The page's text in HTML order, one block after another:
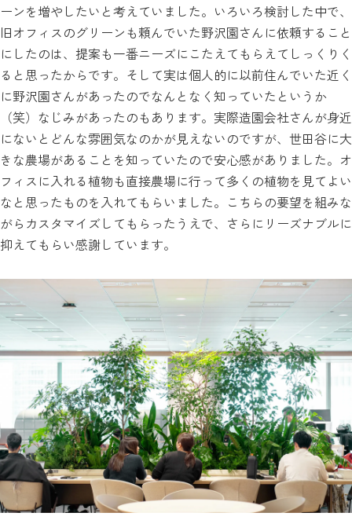
ーンを増やしたいと考えていました。いろいろ検討した中で、
旧オフィスのグリーンも頼んでいた野沢園さんに依頼すること
にしたのは、提案も一番ニーズにこたえてもらえてしっくりく
ると思ったからです。そして実は個人的に以前住んでいた近く
に野沢園さんがあったのでなんとなく知っていたというか
（笑）なじみがあったのもあります。実際造園会社さんが身近
にないとどんな雰囲気なのかが見えないのですが、世田谷に大
きな農場があることを知っていたので安心感がありました。オ
フィスに入れる植物も直接農場に行って多くの植物を見てよい
なと思ったものを入れてもらいました。こちらの要望を組みな
がらカスタマイズしてもらったうえで、さらにリーズナブルに
抑えてもらい感謝しています。